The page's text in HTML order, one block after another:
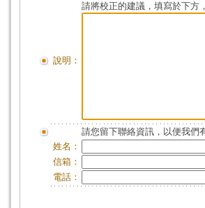
說明：
請將校正的建議，填寫於下方
請您留下聯絡資訊，以便我們
姓名：
信箱：
電話：